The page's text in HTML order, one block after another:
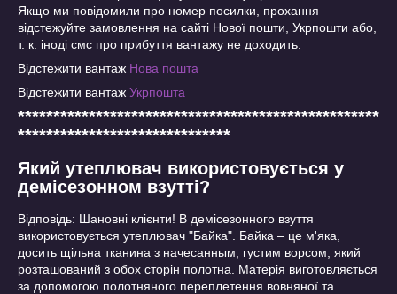
Якщо ми повідомили про номер посилки, прохання ―
відстежуйте замовлення на сайті Нової пошти, Укрпошти або,
т. к. іноді смс про прибуття вантажу не доходить.
Відстежити вантаж Нова пошта
Відстежити вантаж Укрпошта
***************************************************
******************************
Який утеплювач використовується у
демісезонном взутті?
Відповідь: Шановні клієнти! В демісезонного взуття
використовується утеплювач "Байка". Байка – це м'яка,
досить щільна тканина з начесанным, густим ворсом, який
розташований з обох сторін полотна. Матерія виготовляється
за допомогою полотняного переплетення вовняної та